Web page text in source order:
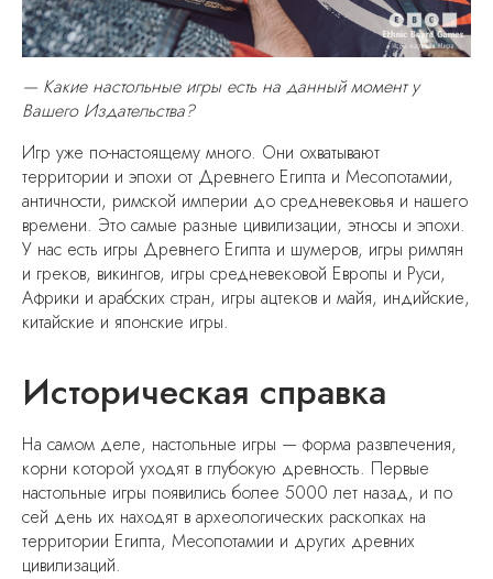
— Какие настольные игры есть на данный момент у
Вашего Издательства?
Игр уже по-настоящему много. Они охватывают
территории и эпохи от Древнего Египта и Месопотамии,
античности, римской империи до средневековья и нашего
времени. Это самые разные цивилизации, этносы и эпохи.
У нас есть игры Древнего Египта и шумеров, игры римлян
и греков, викингов, игры средневековой Европы и Руси,
Африки и арабских стран, игры ацтеков и майя, индийские,
китайские и японские игры.
Историческая справка
На самом деле, настольные игры — форма развлечения,
корни которой уходят в глубокую древность. Первые
настольные игры появились более 5000 лет назад, и по
сей день их находят в археологических раскопках на
территории Египта, Месопотамии и других древних
цивилизаций.